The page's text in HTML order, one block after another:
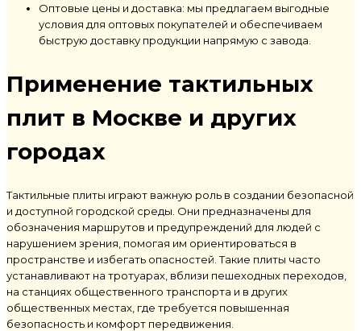
Оптовые цены и доставка: мы предлагаем выгодные
условия для оптовых покупателей и обеспечиваем
быструю доставку продукции напрямую с завода.
Применение тактильных
плит в Москве и других
городах
Тактильные плиты играют важную роль в создании безопасной
и доступной городской среды. Они предназначены для
обозначения маршрутов и предупреждений для людей с
нарушением зрения, помогая им ориентироваться в
пространстве и избегать опасностей. Такие плиты часто
устанавливают на тротуарах, вблизи пешеходных переходов,
на станциях общественного транспорта и в других
общественных местах, где требуется повышенная
безопасность и комфорт передвижения.